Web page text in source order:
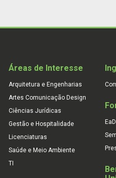
Áreas de Interesse
Arquitetura e Engenharias
Artes Comunicação Design
Ciências Jurídicas
Gestão e Hospitalidade
Licenciaturas
Saúde e Meio Ambiente
TI
EaD